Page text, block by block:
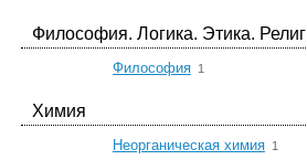
Философия. Логика. Этика.
Философия 1
Химия
Неорганическая химия 1